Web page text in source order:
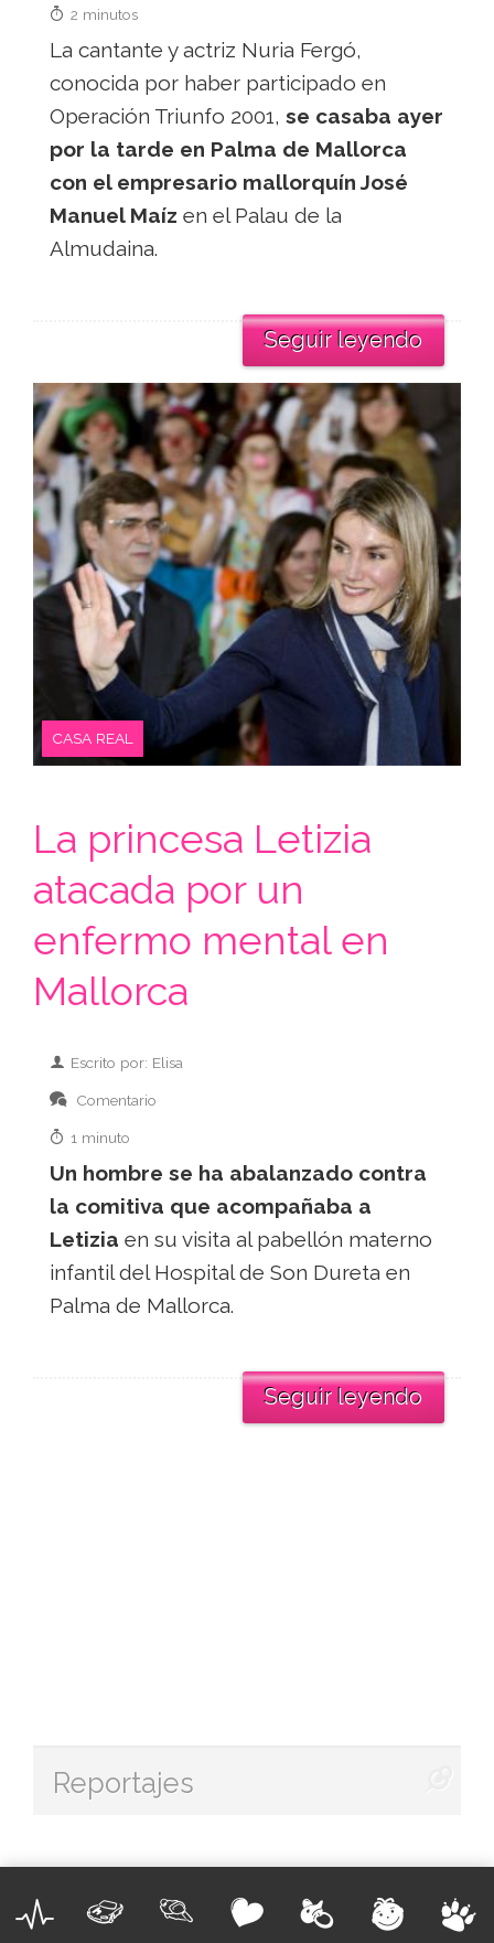
2 minutos
La cantante y actriz Nuria Fergó,
conocida por haber participado en
Operación Triunfo 2001, se casaba ayer
por la tarde en Palma de Mallorca
con el empresario mallorquín José
Manuel Maíz en el Palau de la
Almudaina.
Seguir leyendo
CASA REAL
La princesa Letizia
atacada por un
enfermo mental en
Mallorca
Escrito por: Elisa
Comentario
1 minuto
Un hombre se ha abalanzado contra
la comitiva que acompañaba a
Letizia en su visita al pabellón materno
infantil del Hospital de Son Dureta en
Palma de Mallorca.
Seguir leyendo
Reportajes